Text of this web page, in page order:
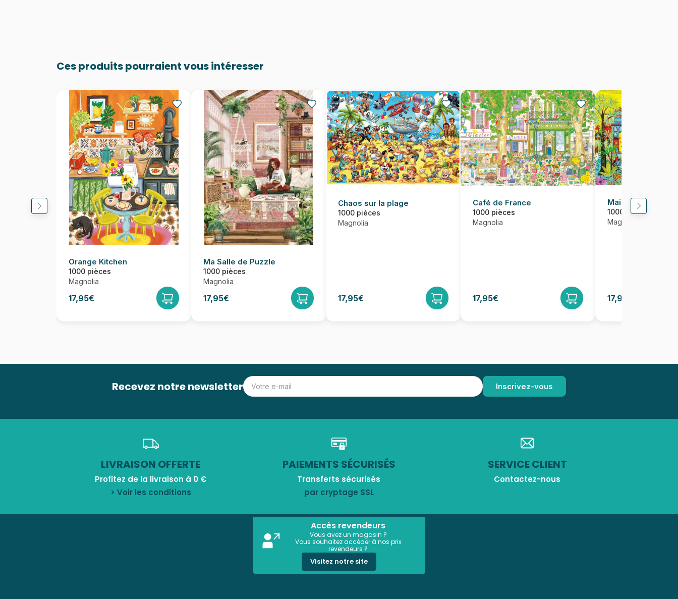
Ces produits pourraient vous intéresser
Orange Kitchen
1000 pièces
Magnolia
17,95€
Ma Salle de Puzzle
1000 pièces
Magnolia
17,95€
Chaos sur la plage
1000 pièces
Magnolia
17,95€
Café de France
1000 pièces
Magnolia
17,95€
Maisons dans la
1000 pièces
Magnolia
17,95€
Recevez notre newsletter
LIVRAISON OFFERTE
Profitez de la livraison à 0 €
> Voir les conditions
PAIEMENTS SÉCURISÉS
Transferts sécurisés
par cryptage SSL
SERVICE CLIENT
Contactez-nous
Accès revendeurs
Vous avez un magasin ?
Vous souhaitez accéder à nos prix
revendeurs ?
Visitez notre site